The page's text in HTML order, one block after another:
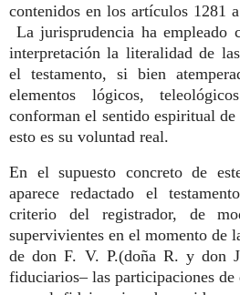
contenidos en los artículos 1281
La jurisprudencia ha empleado
interpretación la literalidad de
el testamento, si bien
elementos lógicos,
conforman el sentido espiritual
esto es su voluntad real.
En el supuesto concreto de
aparece redactado el
criterio del registrador, de
supervivientes en el momento de
de don F. V. P.(doña R. y don
fiduciarios– las participaciones de